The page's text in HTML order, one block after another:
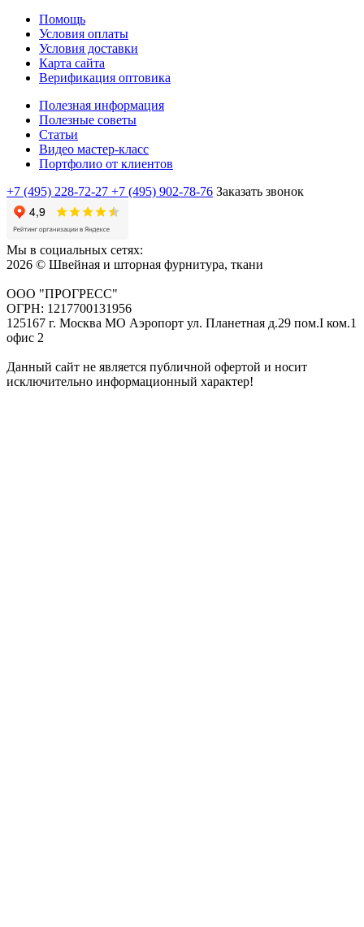
Помощь
Условия оплаты
Условия доставки
Карта сайта
Верификация оптовика
Полезная информация
Полезные советы
Статьи
Видео мастер-класс
Портфолио от клиентов
+7 (495) 228-72-27 +7 (495) 902-78-76 Заказать звонок
Мы в социальных сетях:
2026 © Швейная и шторная фурнитура, ткани
ООО "ПРОГРЕСС"
ОГРН: 1217700131956
125167 г. Москва МО Аэропорт ул. Планетная д.29 пом.I ком.1
офис 2
Данный сайт не является публичной офертой и носит
исключительно информационный характер!